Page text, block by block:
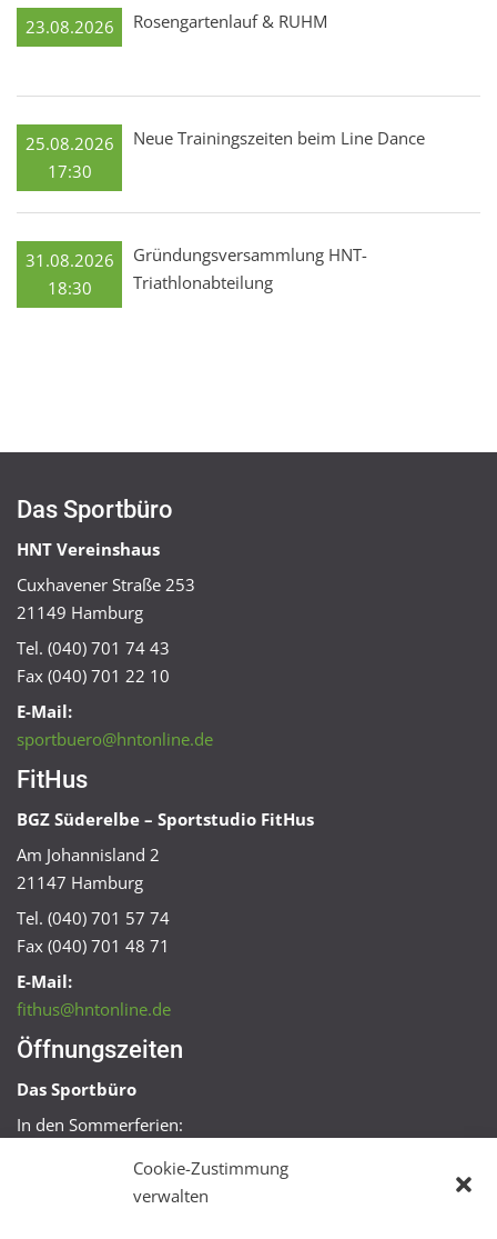
Cookie-Zustimmung
verwalten
23.08.2026 Rosengartenlauf & RUHM
25.08.2026
17:30
Neue Trainingszeiten beim Line Dance
31.08.2026
18:30
Gründungsversammlung HNT-
Triathlonabteilung
Das Sportbüro
HNT Vereinshaus
Cuxhavener Straße 253
21149 Hamburg
Tel. (040) 701 74 43
Fax (040) 701 22 10
E-Mail:
sportbuero@hntonline.de
FitHus
BGZ Süderelbe – Sportstudio FitHus
Am Johannisland 2
21147 Hamburg
Tel. (040) 701 57 74
Fax (040) 701 48 71
E-Mail:
fithus@hntonline.de
Öffnungszeiten
Das Sportbüro
In den Sommerferien:
Mo + Mi 16:00 – 18:00 Uhr